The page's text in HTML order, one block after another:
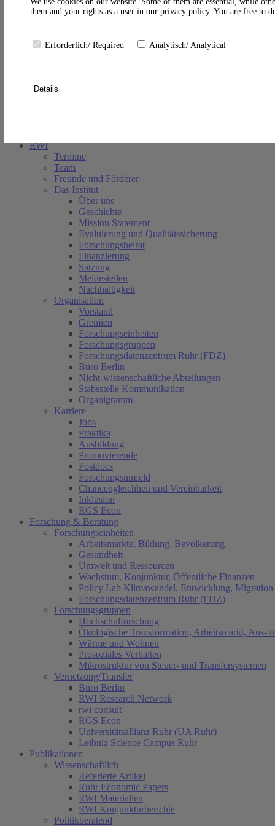
Suche schließen
RWI
Termine
Team
Freunde und Förderer
Das Institut
Über uns
Geschichte
Mission Statement
Evaluierung und Qualitätssicherung
Forschungsbeirat
Finanzierung
Satzung
Meldestellen
Nachhaltigkeit
Organisation
Vorstand
Gremien
Forschungseinheiten
Forschungsgruppen
Forschungsdatenzentrum Ruhr (FDZ)
Büro Berlin
Nicht-wissenschaftliche Abteilungen
Stabsstelle Kommunikation
Organigramm
Karriere
Jobs
Praktika
Ausbildung
Promovierende
Postdocs
Forschungsumfeld
Chancengleichheit und Vereinbarkeit
Inklusion
RGS Econ
Forschung & Beratung
Forschungseinheiten
Arbeitsmärkte, Bildung, Bevölkerung
Gesundheit
Umwelt und Ressourcen
Wachstum, Konjunktur, Öffentliche Finanzen
Policy Lab Klimawandel, Entwicklung, Migration
Forschungsdatenzentrum Ruhr (FDZ)
Forschungsgruppen
Hochschulforschung
Ökologische Transformation, Arbeitsmarkt, Aus-
Wärme und Wohnen
Prosoziales Verhalten
Mikrostruktur von Steuer- und Transfersystemen
Vernetzung/Transfer
Büro Berlin
RWI Research Network
rwi consult
RGS Econ
Universitätsallianz Ruhr (UA Ruhr)
Leibniz Science Campus Ruhr
Publikationen
Wissenschaftlich
Referierte Artikel
Ruhr Economic Papers
RWI Materialien
RWI Konjunkturberichte
Politikberatend
them and your rights as a user in our privacy policy. You are free to
Erforderlich/ Required Analytisch/ Analytical
Details